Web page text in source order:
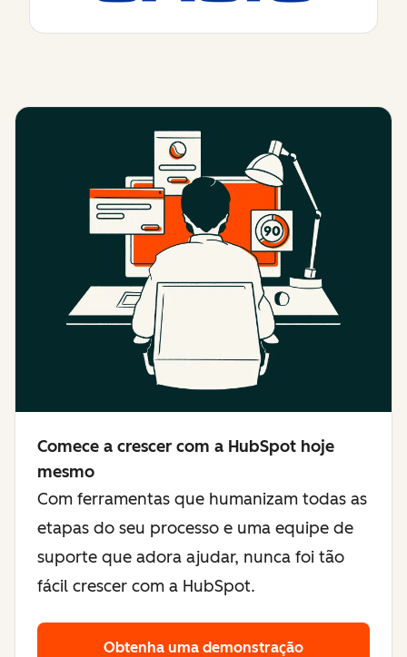
Comece a crescer com a HubSpot hoje
mesmo
Com ferramentas que humanizam todas as
etapas do seu processo e uma equipe de
suporte que adora ajudar, nunca foi tão
fácil crescer com a HubSpot.
Obtenha uma demonstração